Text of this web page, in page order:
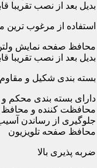
بدیل بعد از نصب تقریبا
استفاده از مرغوب ترین
محافظ صفحه نمایش
بدیل بعد از نصب تقریبا
بسته بندی شکیل و مقاوم
دارای بسته بندی محکم
محافظت کننده و
جلوگیری از رساندن
محافظ صفحه تلویزیون
ضربه پذیری بالا